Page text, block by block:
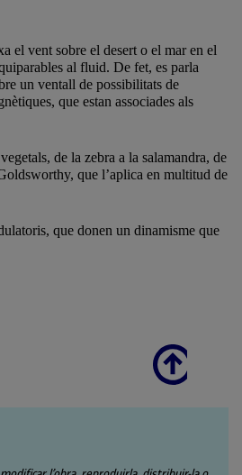
el vent sobre el desert o el mar en el
al fluid. De fet, es parla
un ventall de possibilitats de
que estan associades als
de la zebra a la salamandra, de
que l’aplica en multitud de
que donen un dinamisme que
Scroll